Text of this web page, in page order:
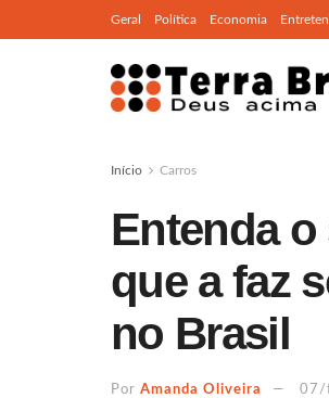
Geral Política Economia
Início Carros
Entenda
que a faz
no Brasil
Por Amanda Oliveira 07/